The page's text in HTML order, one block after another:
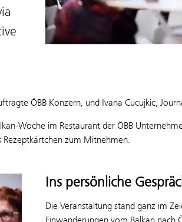
ÖBB Konzern, und Ivana Cucujkic,
Woche im Restaurant der ÖBB
Rezeptkärtchen zum Mitnehmen.
Ins persönliche
Die Veranstaltung stand ganz im